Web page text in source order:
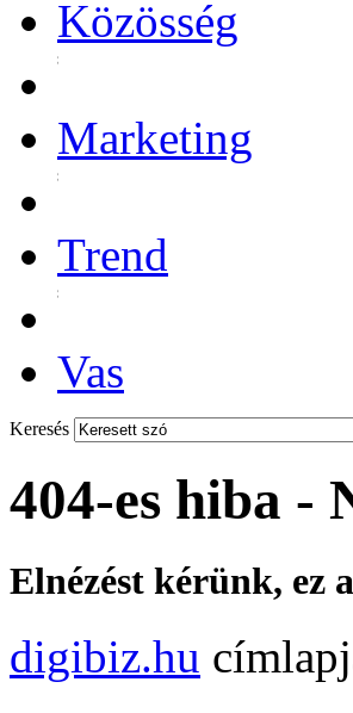
Közösség
Marketing
Trend
Vas
Keresés
404-es hiba -
Elnézést kérünk, ez
digibiz.hu